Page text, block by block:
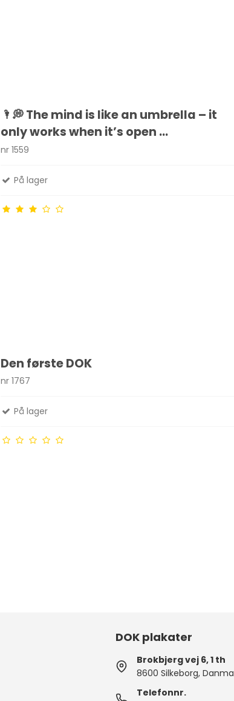
🌂💭 The mind is like an umbrella – it
only works when it’s open ...
nr 1559
På lager
Den første DOK
nr 1767
På lager
DOK plakater
Brokbjerg vej 6, 1 th
8600 Silkeborg,
Telefonnr.